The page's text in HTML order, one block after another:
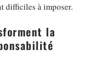
difficiles à imposer.
la